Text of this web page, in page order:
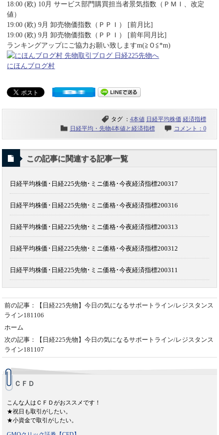
18:00 (欧) 10月 サービス部門購買担当者景気指数（ＰＭＩ、改定
値）
19:00 (欧) 9月 卸売物価指数（ＰＰＩ） [前月比]
19:00 (欧) 9月 卸売物価指数（ＰＰＩ） [前年同月比]
ランキングアップにご協力お願い致しますm(≧Ｏ≦*m)
にほんブログ村
タグ ： 4本値 日経平均株価 経済指標
日経平均・先物4本値と経済指標
コメント：0
この記事に関連する記事一覧
日経平均株価･日経225先物･ミニ価格･今夜経済指標200317
日経平均株価･日経225先物･ミニ価格･今夜経済指標200316
日経平均株価･日経225先物･ミニ価格･今夜経済指標200313
日経平均株価･日経225先物･ミニ価格･今夜経済指標200312
日経平均株価･日経225先物･ミニ価格･今夜経済指標200311
前の記事：【日経225先物】今日の気になるサポートライン/レジスタンス
ライン181106
ホーム
次の記事：【日経225先物】今日の気になるサポートライン/レジスタンス
ライン181107
ＣＦＤ
こんな人はＣＦＤがおススメです！
★祝日も取引がしたい。
★小資金で取引がしたい。